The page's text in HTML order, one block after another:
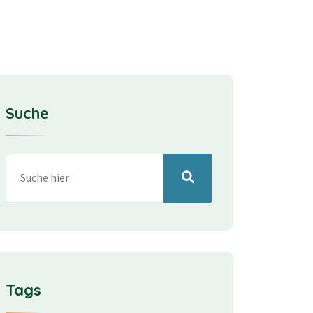
Suche
Tags